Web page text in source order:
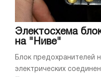
Электосхема
на "Ниве"
Блок предохранителей
электрических